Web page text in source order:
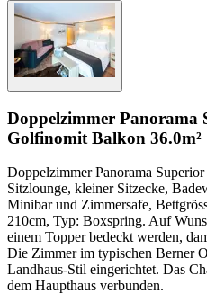
Doppelzimmer Panorama
Golfinomit Balkon 36.0m²
Doppelzimmer Panorama
Sitzlounge, kleiner Sitzecke,
Minibar und Zimmersafe,
210cm, Typ: Boxspring. Auf
einem Topper bedeckt werden,
Die Zimmer im typischen Berner
Landhaus-Stil eingerichtet. Das
dem Haupthaus verbunden.